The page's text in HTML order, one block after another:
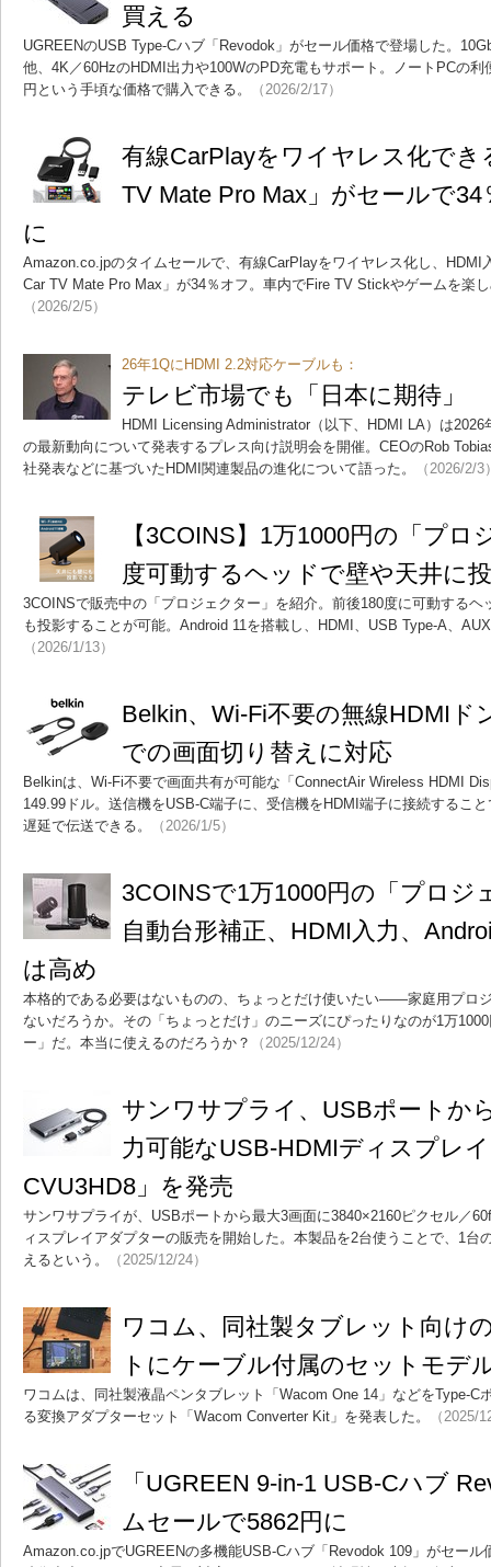
買える
UGREENのUSB Type-Cハブ「Revodok」がセール価格で登場した。
他、4K／60HzのHDMI出力や100WのPD充電もサポート。ノートPCの
円という手頃な価格で購入できる。
（2026/2/17）
有線CarPlayをワイヤレス化でき
TV Mate Pro Max」がセールで
に
Amazon.co.jpのタイムセールで、有線CarPlayをワイヤレス化し、HDMI
Car TV Mate Pro Max」が34％オフ。車内でFire TV Stickやゲームを楽
（2026/2/5）
26年1QにHDMI 2.2対応ケーブルも：
テレビ市場でも「日本に期待」
HDMI Licensing Administrator（以下、HDMI LA）は
の最新動向について発表するプレス向け説明会を開催。CEOのRob
社発表などに基づいたHDMI関連製品の進化について語った。
（2026/2/3
【3COINS】1万1000円の「プ
度可動するヘッドで壁や天井に
3COINSで販売中の「プロジェクター」を紹介。前後180度に可動する
も投影することが可能。Android 11を搭載し、HDMI、USB Type-A、
（2026/1/13）
Belkin、Wi-Fi不要の無線HDMI
での画面切り替えに対応
Belkinは、Wi-Fi不要で画面共有が可能な「ConnectAir Wireless HDMI
149.99ドル。送信機をUSB-C端子に、受信機をHDMI端子に接続するこ
遅延で伝送できる。
（2026/1/5）
3COINSで1万1000円の「プロ
自動台形補正、HDMI入力、
は高め
本格的である必要はないものの、ちょっとだけ使いたい――家庭用プロ
ないだろうか。その「ちょっとだけ」のニーズにぴったりなのが1万
ー」だ。本当に使えるのだろうか？
（2025/12/24）
サンワサプライ、USBポートか
力可能なUSB-HDMIディスプレ
CVU3HD8」を発売
サンワサプライが、USBポートから最大3画面に3840×2160ピクセル／
ィスプレイアダプターの販売を開始した。本製品を2台使うことで、1台
えるという。
（2025/12/24）
ワコム、同社製タブレット向け
トにケーブル付属のセットモデ
ワコムは、同社製液晶ペンタブレット「Wacom One 14」などをType-C
る変換アダプターセット「Wacom Converter Kit」を発表した。
（2025/
「UGREEN 9-in-1 USB-Cハブ
ムセールで5862円に
Amazon.co.jpでUGREENの多機能USB-Cハブ「Revodok 109」がセール